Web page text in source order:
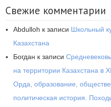
Свежие комментарии
Abdulloh к записи Школьный
Казахстана
Богдан к записи
на территории Казахстана в
Орда, образование,
политическая история.